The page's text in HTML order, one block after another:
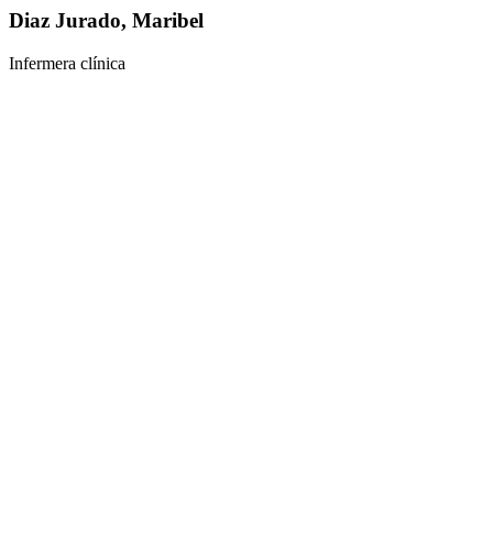
Diaz Jurado, Maribel
Infermera clínica